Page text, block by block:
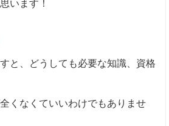
います！
と、どうしても必要な知識、資格
くなくていいわけでもありませ